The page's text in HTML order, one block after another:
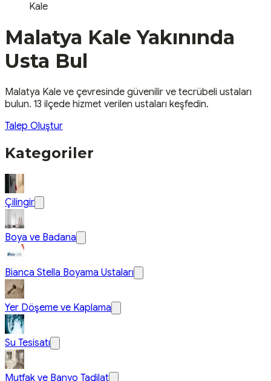
Kale
Malatya Kale Yakınında
Usta Bul
Malatya Kale ve çevresinde güvenilir ve tecrübeli ustaları
bulun. 13 ilçede hizmet verilen ustaları keşfedin.
Talep Oluştur
Kategoriler
Çilingir
Boya ve Badana
Bianca Stella Boyama Ustaları
Yer Döşeme ve Kaplama
Su Tesisatı
Mutfak ve Banyo Tadilat